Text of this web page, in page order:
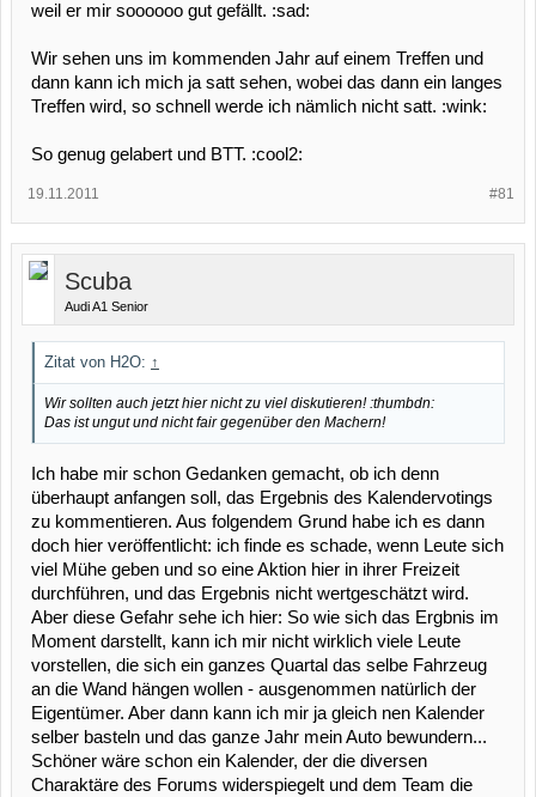
weil er mir soooooo gut gefällt. :sad:
Wir sehen uns im kommenden Jahr auf einem Treffen und
dann kann ich mich ja satt sehen, wobei das dann ein langes
Treffen wird, so schnell werde ich nämlich nicht satt. :wink:
So genug gelabert und BTT. :cool2:
#81
19.11.2011
Scuba
Audi A1 Senior
Zitat von H2O: ↑
Wir sollten auch jetzt hier nicht zu viel diskutieren! :thumbdn:
Das ist ungut und nicht fair gegenüber den Machern!
Ich habe mir schon Gedanken gemacht, ob ich denn
überhaupt anfangen soll, das Ergebnis des Kalendervotings
zu kommentieren. Aus folgendem Grund habe ich es dann
doch hier veröffentlicht: ich finde es schade, wenn Leute sich
viel Mühe geben und so eine Aktion hier in ihrer Freizeit
durchführen, und das Ergebnis nicht wertgeschätzt wird.
Aber diese Gefahr sehe ich hier: So wie sich das Ergbnis im
Moment darstellt, kann ich mir nicht wirklich viele Leute
vorstellen, die sich ein ganzes Quartal das selbe Fahrzeug
an die Wand hängen wollen - ausgenommen natürlich der
Eigentümer. Aber dann kann ich mir ja gleich nen Kalender
selber basteln und das ganze Jahr mein Auto bewundern...
Schöner wäre schon ein Kalender, der die diversen
Charaktäre des Forums widerspiegelt und dem Team die